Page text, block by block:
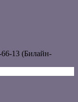
66-13 (Билайн-